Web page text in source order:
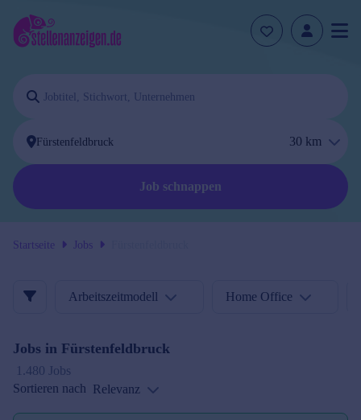
30 km
Job schnappen
Startseite Jobs
Arbeitszeitmodell Home Office
Jobs in Fürstenfeldbruck
1.480 Jobs
Sortieren nach Relevanz